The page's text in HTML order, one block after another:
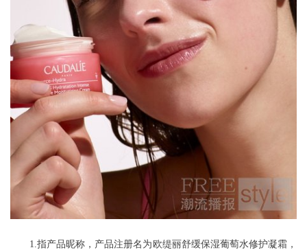
1.指产品昵称，产品注册名为欧缇丽舒缓保湿葡萄水修护凝霜，